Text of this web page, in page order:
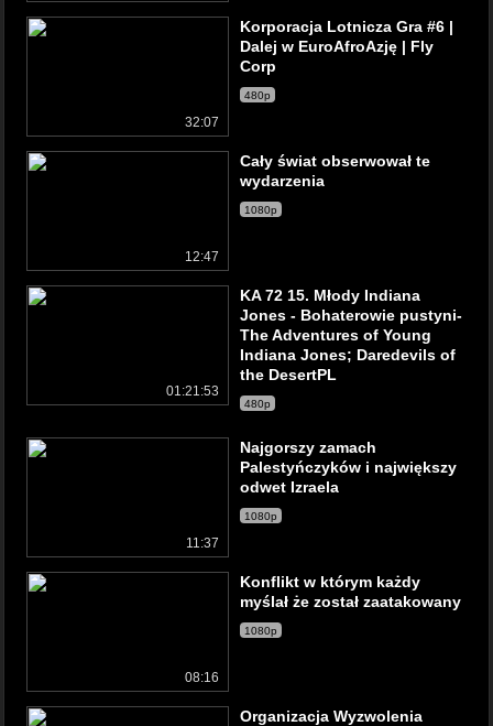
32:07
Korporacja Lotnicza Gra #6 |
Dalej w EuroAfroAzję | Fly
Corp
480p
12:47
Cały świat obserwował te
wydarzenia
1080p
01:21:53
KA 72 15. Młody Indiana
Jones - Bohaterowie pustyni-
The Adventures of Young
Indiana Jones; Daredevils of
the DesertPL
480p
11:37
Najgorszy zamach
Palestyńczyków i największy
odwet Izraela
1080p
08:16
Konflikt w którym każdy
myślał że został zaatakowany
1080p
Organizacja Wyzwolenia